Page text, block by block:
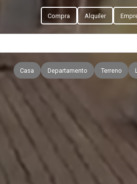
Compra Alquiler
Casa Departamento Terreno